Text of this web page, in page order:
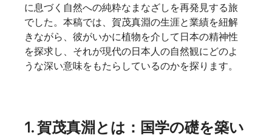
に息づく自然への純粋なまなざしを再発見する旅
でした。本稿では、賀茂真淵の生涯と業績を紐解
きながら、彼がいかに植物を介して日本の精神性
を探求し、それが現代の日本人の自然観にどのよ
うな深い意味をもたらしているのかを探ります。
1. 賀茂真淵とは：国学の礎を築い